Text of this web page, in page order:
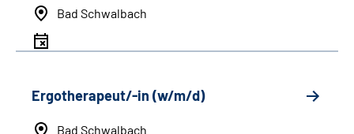
Bad Schwalbach
Ergotherapeut/-in (w/m/d)
Bad Schwalbach